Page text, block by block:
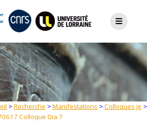
>Recherche >Manifestations >Colloques je >
Colloque Dia 7